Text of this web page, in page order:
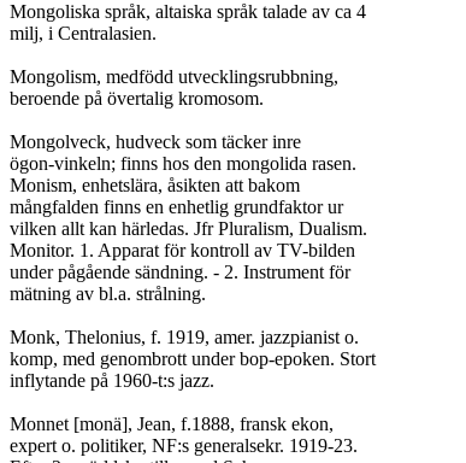
Mongoliska språk, altaiska språk talade av ca 4
milj, i Centralasien.
Mongolism, medfödd utvecklingsrubbning,
beroende på övertalig kromosom.
Mongolveck, hudveck som täcker inre
ögon-vinkeln; finns hos den mongolida rasen.
Monism, enhetslära, åsikten att bakom
mångfalden finns en enhetlig grundfaktor ur
vilken allt kan härledas. Jfr Pluralism, Dualism.
Monitor. 1. Apparat för kontroll av TV-bilden
under pågående sändning. - 2. Instrument för
mätning av bl.a. strålning.
Monk, Thelonius, f. 1919, amer. jazzpianist o.
komp, med genombrott under bop-epoken. Stort
inflytande på 1960-t:s jazz.
Monnet [monä], Jean, f.1888, fransk ekon,
expert o. politiker, NF:s generalsekr. 1919-23.